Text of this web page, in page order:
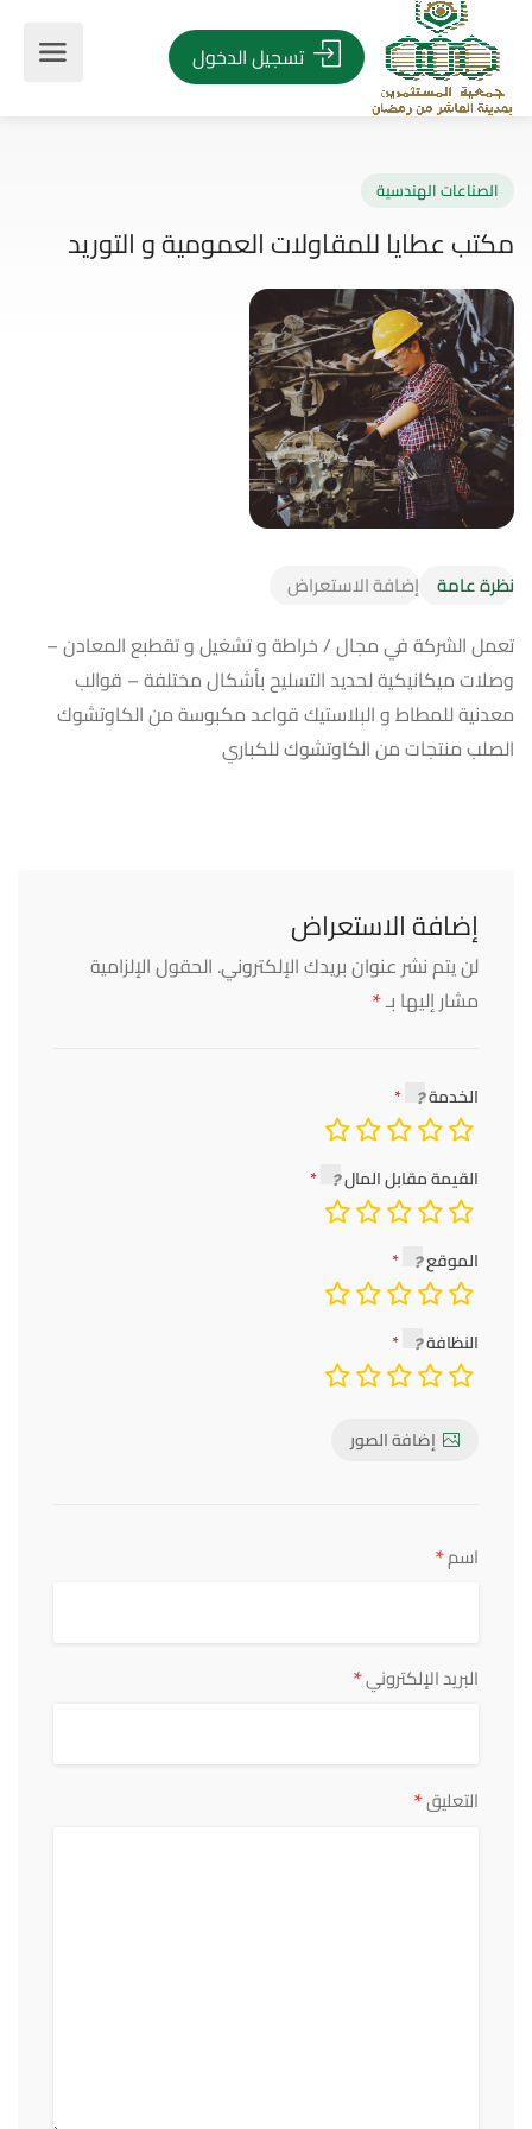
تسجيل الدخول
الهندسية
عطايا للمقاولات العمومية و التوريد
نظرة عامة إضافة الاستعراض
تعمل الشركة في مجال / خراطة و تشغيل و تقطبع المعادن –
وصلات ميكانيكية لحديد التسليح بأشكال مختلفة – قوالب
معدنية للمطاط و البلاستيك قواعد مكبوسة من الكاوتشوك
الصلب منتجات من الكاوتشوك للكباري
إضافة الاستعراض
لن يتم نشر عنوان بريدك الإلكتروني. الحقول الإلزامية
مشار إليها بـ*
الخدمة
القيمة مقابل المال
الموقع
النظافة
إضافة الصور
اسم*
البريد الإلكتروني*
التعليق*